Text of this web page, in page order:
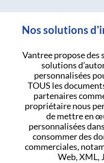
Nos solutions
Vantree propose des
solutions
personnalisées
TOUS les
partenaires
propriétaire nous
de mettre en
personnalisées
consommer des
commerciales,
Web, XML,